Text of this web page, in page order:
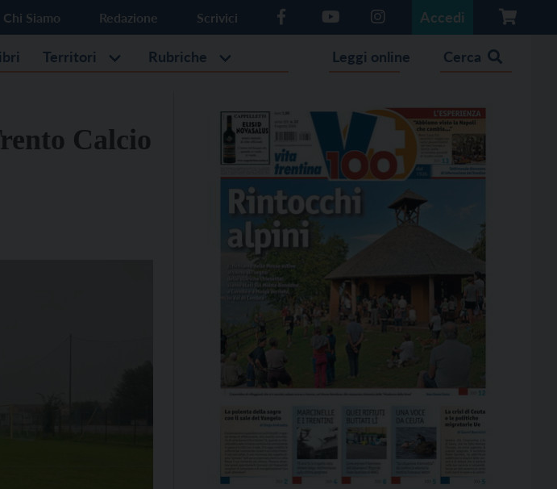
Chi Siamo Redazione Scrivici Accedi
Territori Rubriche Leggi online Cerca
Calcio